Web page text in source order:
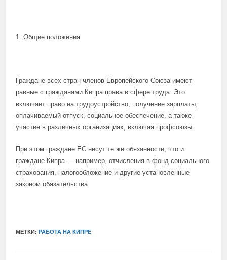
1. Общие положения
Граждане всех стран членов Европейского Союза имеют
равные с гражданами Кипра права в сфере труда. Это
включает право на трудоустройство, получение зарплаты,
оплачиваемый отпуск, социальное обеспечение, а также
участие в различных организациях, включая профсоюзы.
При этом граждане ЕС несут те же обязанности, что и
граждане Кипра — например, отчисления в фонд социального
страхования, налогообложение и другие установленные
законом обязательства.
МЕТКИ:РАБОТА НА КИПРЕ